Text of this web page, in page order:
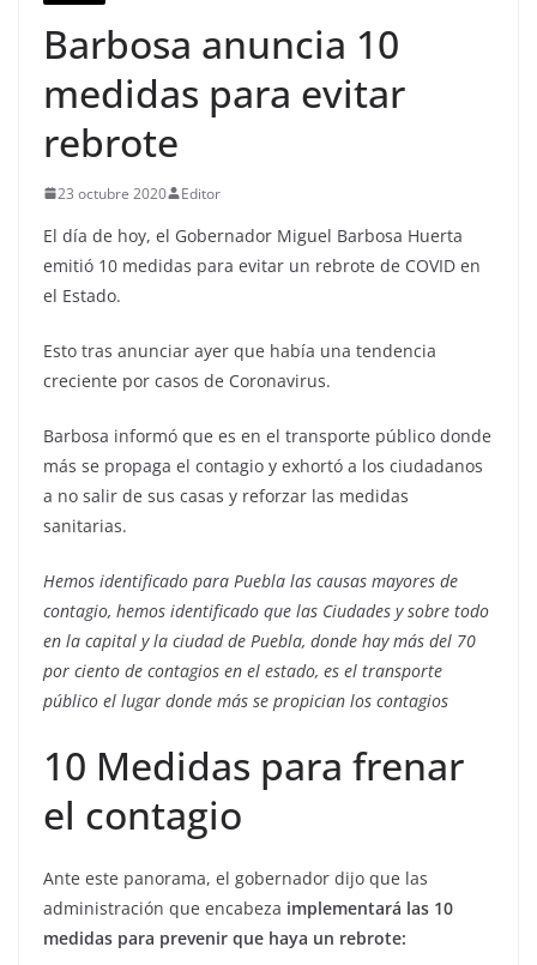
Barbosa anuncia 10
medidas para evitar
rebrote
23 octubre 2020 Editor
El día de hoy, el Gobernador Miguel Barbosa Huerta
emitió 10 medidas para evitar un rebrote de COVID en
el Estado.
Esto tras anunciar ayer que había una tendencia
creciente por casos de Coronavirus.
Barbosa informó que es en el transporte público donde
más se propaga el contagio y exhortó a los ciudadanos
a no salir de sus casas y reforzar las medidas
sanitarias.
Hemos identificado para Puebla las causas mayores de
contagio, hemos identificado que las Ciudades y sobre todo
en la capital y la ciudad de Puebla, donde hay más del 70
por ciento de contagios en el estado, es el transporte
público el lugar donde más se propician los contagios
10 Medidas para frenar
el contagio
Ante este panorama, el gobernador dijo que las
administración que encabeza implementará las 10
medidas para prevenir que haya un rebrote: